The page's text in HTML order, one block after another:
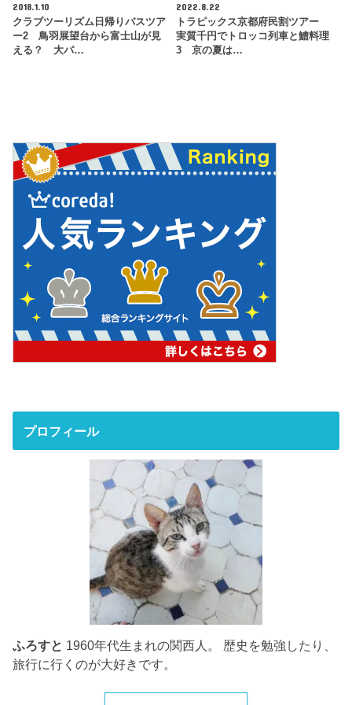
2018.1.10
クラブツーリズム日帰りバスツア
ー2 鳥羽展望台から富士山が見
える？ 大パ…
2022.8.22
トラピックス京都府民割ツアー
実質千円でトロッコ列車と鱧料理
3 京の夏は…
プロフィール
ふろすと 1960年代生まれの関西人。 歴史を勉強したり、
旅行に行くのが大好きです。